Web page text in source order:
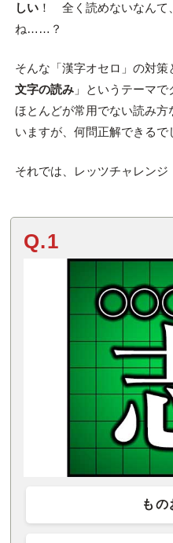
しい！ 全く読めないなんて
ね……？
そんな「漢字オセロ」の対策
文字の読み」というテーマで
ほとんどが常用でない読み
いますが、何問正解できるで
それでは、レッツチャレンジ
Q.1
もの